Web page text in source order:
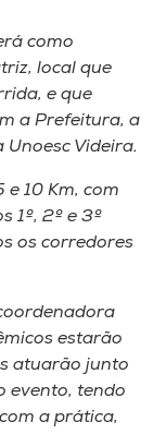
como
local que
e que
a Prefeitura​, a​
Unoesc Videira.
10 Km​,​ com
1º, 2º e 3º
os corredores
estarão
atuar​ão​ junto
evento​,​ ​tendo
a prática,